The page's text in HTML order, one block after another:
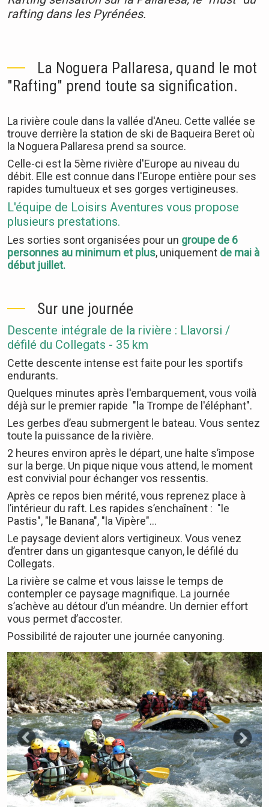
rafting dans les Pyrénées.
La Noguera Pallaresa, quand le mot
"Rafting" prend toute sa signification.
La rivière coule dans la vallée d'Aneu. Cette vallée se
trouve derrière la station de ski de Baqueira Beret où
la Noguera Pallaresa prend sa source.
Celle-ci est la 5ème rivière d'Europe au niveau du
débit. Elle est connue dans l'Europe entière pour ses
rapides tumultueux et ses gorges vertigineuses.
L'équipe de Loisirs Aventures vous propose
plusieurs prestations.
Les sorties sont organisées pour un groupe de 6
personnes au minimum et plus, uniquement de mai à
début juillet.
Sur une journée
Descente intégrale de la rivière : Llavorsi /
défilé du Collegats - 35 km
Cette descente intense est faite pour les sportifs
endurants.
Quelques minutes après l'embarquement, vous voilà
déjà sur le premier rapide "la Trompe de l'éléphant".
Les gerbes d’eau submergent le bateau. Vous sentez
toute la puissance de la rivière.
2 heures environ après le départ, une halte s’impose
sur la berge. Un pique nique vous attend, le moment
est convivial pour échanger vos ressentis.
Après ce repos bien mérité, vous reprenez place à
l’intérieur du raft. Les rapides s’enchaînent : "le
Pastis", "le Banana", "la Vipère"…
Le paysage devient alors vertigineux. Vous venez
d’entrer dans un gigantesque canyon, le défilé du
Collegats.
La rivière se calme et vous laisse le temps de
contempler ce paysage magnifique. La journée
s’achève au détour d’un méandre. Un dernier effort
vous permet d’accoster.
Possibilité de rajouter une journée canyoning.